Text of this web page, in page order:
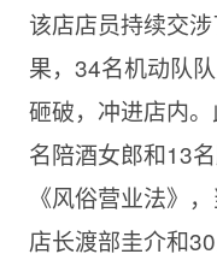
该店店员持续交
果，34名机动队
砸破，冲进店内
名陪酒女郎和13
《风俗营业法》
店长渡部圭介和